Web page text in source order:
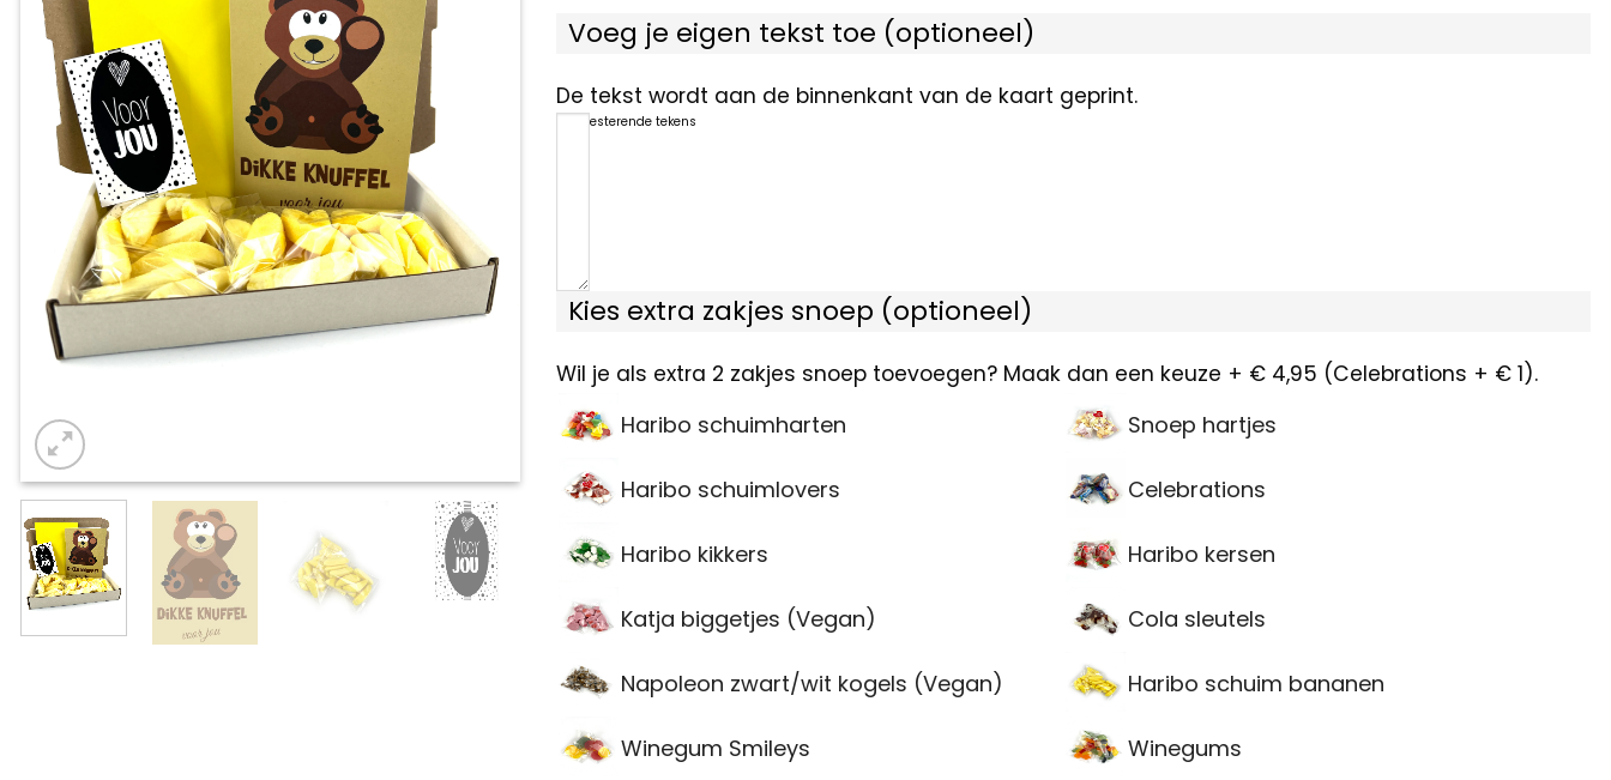
Voeg je eigen tekst toe (optioneel)
De tekst wordt aan de binnenkant van de kaart geprint.
resterende tekens
Kies extra zakjes snoep (optioneel)
Wil je als extra 2 zakjes snoep toevoegen? Maak dan een keuze + € 4,95 (Celebrations + € 1).
Haribo schuimharten Snoep hartjes
Haribo schuimlovers Celebrations
Haribo kikkers Haribo kersen
Katja biggetjes (Vegan) Cola sleutels
Napoleon zwart/wit kogels (Vegan) Haribo schuim bananen
Winegum Smileys Winegums